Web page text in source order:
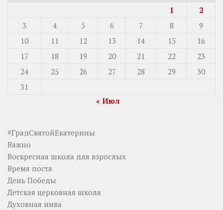
1
2
3
4 5 6 7 8
9
10
11 12 13 14 15
16
17
18 19 20 21 22
23
24
25 26 27 28 29
30
31
« Июл
#ГрадСвятойЕкатерины
Важно
Воскресная школа для взрослых
Время поста
День Победы
Детская церковная школа
Духовная нива